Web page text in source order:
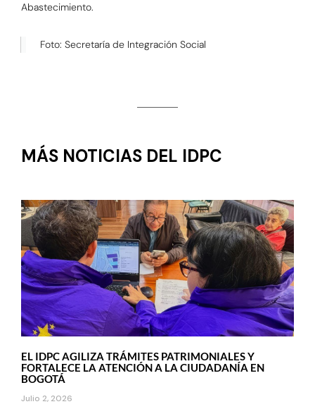
Abastecimiento.
Foto: Secretaría de Integración Social
MÁS NOTICIAS DEL IDPC
EL IDPC AGILIZA TRÁMITES PATRIMONIALES Y
FORTALECE LA ATENCIÓN A LA CIUDADANÍA EN
BOGOTÁ
Julio 2, 2026